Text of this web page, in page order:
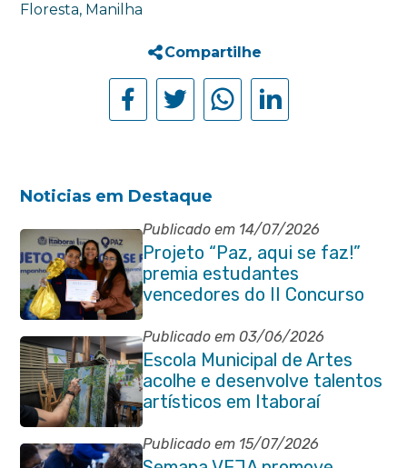
Floresta, Manilha
Compartilhe
Noticias em Destaque
Publicado em 14/07/2026
Projeto “Paz, aqui se faz!”
premia estudantes
vencedores do II Concurso
de Contos em Itaboraí
Publicado em 03/06/2026
Escola Municipal de Artes
acolhe e desenvolve talentos
artísticos em Itaboraí
Publicado em 15/07/2026